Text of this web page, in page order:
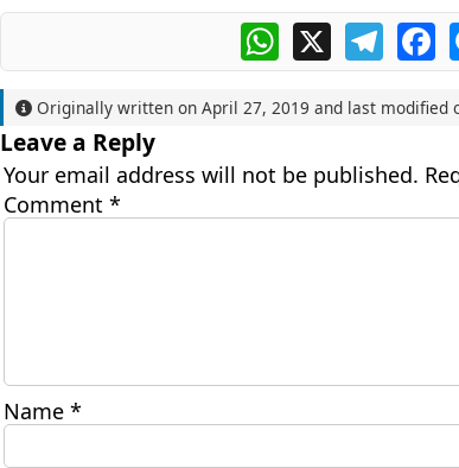
WhatsApp
X
Originally written on April 27, 2019 and last modified
Leave a Reply
Your email address will not be published.
Comment *
Name *